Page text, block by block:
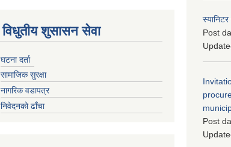
विधुतीय शुसासन सेवा
घटना दर्ता
सामाजिक सुरक्षा
नागरिक वडापत्र
निवेदनको ढाँचा
Post
Post